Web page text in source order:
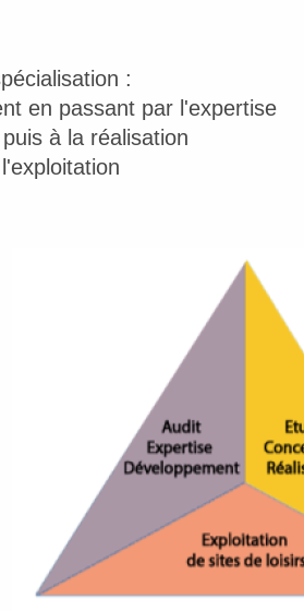
:
en passant par l'expertise
à la réalisation